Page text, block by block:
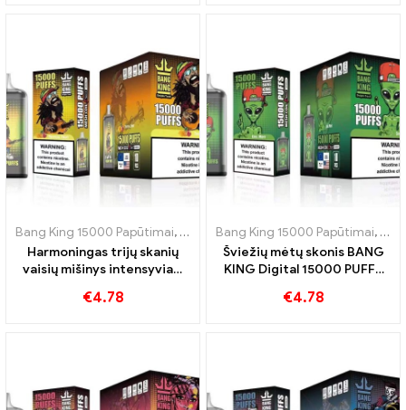
Bang King 15000 Papūtimai, Vienkartinės elektroninės cigaretės
Harmoningas trijų skanių
vaisių mišinys intensyviam
15000 PUFFS
€4.78
Bang King 15000 Papūtimai,
Šviežių mėtų skonis BANG
KING Digital 15000 PUFFS
€4.78